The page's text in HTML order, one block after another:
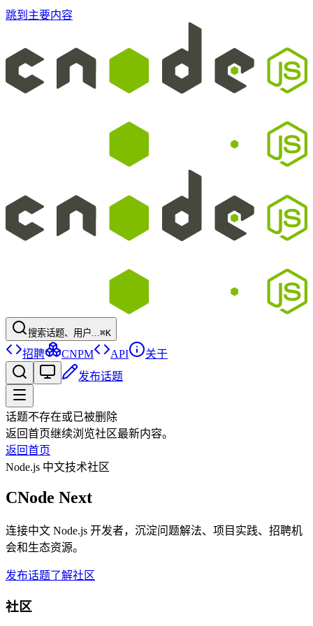
跳到主要内容
搜索话题、用户...⌘K
招聘 CNPM API
关于
发布话题
话题不存在或已被删除
返回首页继续浏览社区最新内容。
返回首页
Node.js 中文技术社区
CNode Next
连接中文 Node.js 开发者，沉淀问题解法、项目实践、招聘机
会和生态资源。
发布话题了解社区
社区